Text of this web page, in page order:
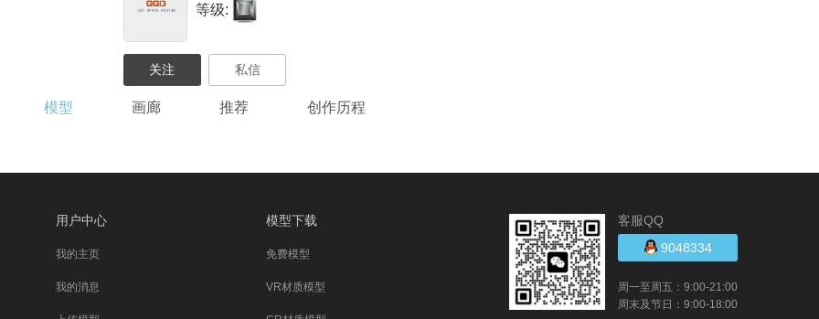
等级:
模型 画廊 推荐 创作历程
用户中心
我的主页
我的消息
模型下载
免费模型
VR材质模型
客服QQ
9048334
周一至周五：9:00-21:00
周末及节日：9:00-18:00